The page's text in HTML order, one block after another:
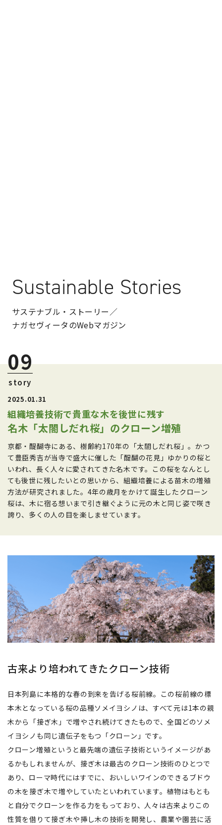
Sustainable Stories
サステナブル・ストーリー／
ナガセヴィータのWebマガジン
09
story
2025.01.31
組織培養技術で貴重な木を後世に残す
名木「太閤しだれ桜」のクローン増殖
京都・醍醐寺にある、樹齢約170年の「太閤しだれ桜」。かつ
て豊臣秀吉が当寺で盛大に催した「醍醐の花見」ゆかりの桜と
いわれ、長く人々に愛されてきた名木です。この桜をなんとし
ても後世に残したいとの思いから、組織培養による苗木の増殖
方法が研究されました。4年の歳月をかけて誕生したクローン
桜は、木に宿る想いまで引き継ぐように元の木と同じ姿で咲き
誇り、多くの人の目を楽しませています。
古来より培われてきたクローン技術
日本列島に本格的な春の到来を告げる桜前線。この桜前線の標
本木となっている桜の品種ソメイヨシノは、すべて元は1本の親
木から「接ぎ木」で増やされ続けてきたもので、全国どのソメ
イヨシノも同じ遺伝子をもつ「クローン」です。
クローン増殖というと最先端の遺伝子技術というイメージがあ
るかもしれませんが、接ぎ木は最古のクローン技術のひとつで
あり、ローマ時代にはすでに、おいしいワインのできるブドウ
の木を接ぎ木で増やしていたといわれています。植物はもとも
と自分でクローンを作る力をもっており、人々は古来よりこの
性質を借りて接ぎ木や挿し木の技術を開発し、農業や園芸に活